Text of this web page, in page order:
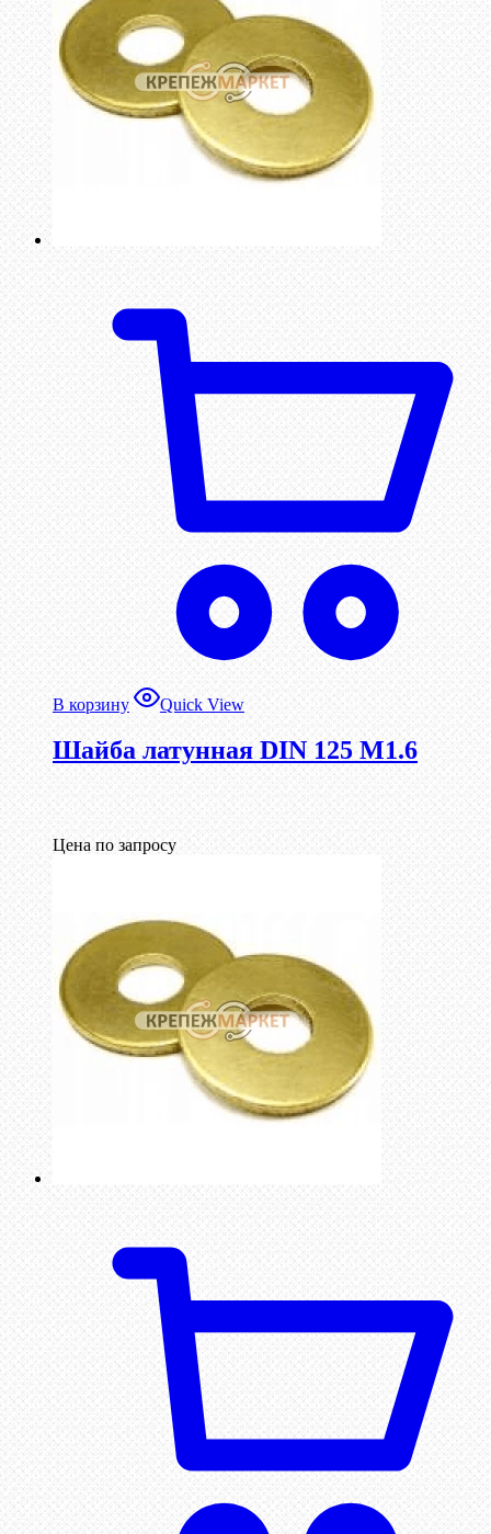
В корзину Quick View
Шайба латунная DIN 125 М1.6
Цена по запросу